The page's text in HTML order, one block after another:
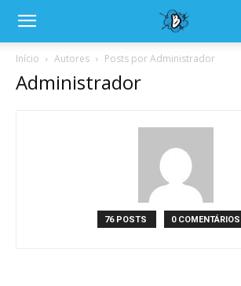
Início Autores Posts por Administrador
Administrador
76 POSTS 0 COMENTÁRIOS